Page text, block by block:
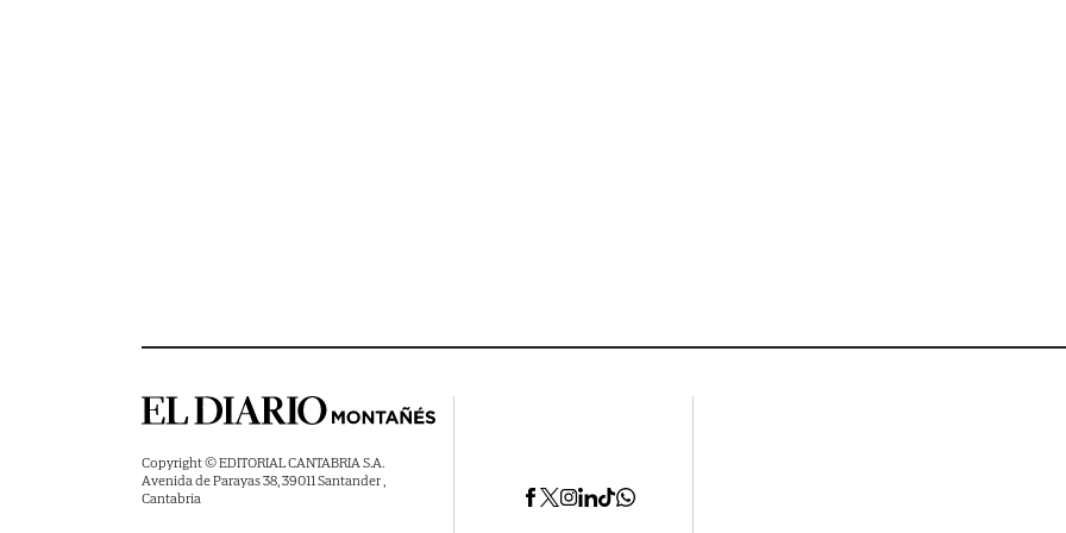
Copyright © EDITORIAL CANTABRIA S.A.
Avenida de Parayas 38, 39011 Santander ,
Cantabria